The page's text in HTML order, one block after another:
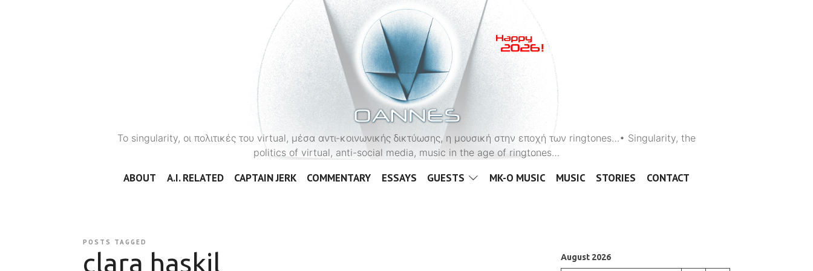
OANNES
To singularity, οι πολιτικές του virtual, μέσα αντι-κοινωνικής δικτύωσης, η μουσική στην εποχή των ringtones…• Singularity, the
politics of virtual, anti-social media, music in the age of ringtones…
ABOUT A.I. RELATED CAPTAIN JERK COMMENTARY ESSAYS GUESTS MK-O MUSIC MUSIC STORIES CONTACT
POSTS TAGGED
clara haskil August 2026